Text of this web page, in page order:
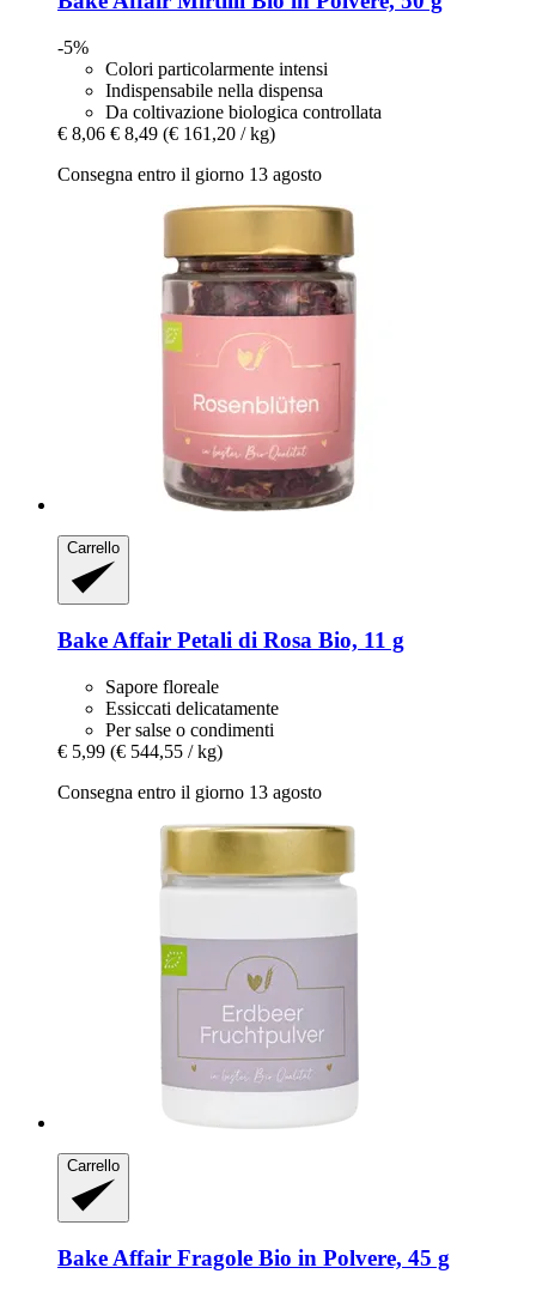
-5%
Colori particolarmente intensi
Indispensabile nella dispensa
Da coltivazione biologica controllata
€ 8,06 € 8,49 (€ 161,20 / kg)
Consegna entro il giorno 13 agosto
Carrello
Bake Affair Petali di Rosa Bio, 11 g
Sapore floreale
Essiccati delicatamente
Per salse o condimenti
€ 5,99 (€ 544,55 / kg)
Consegna entro il giorno 13 agosto
Carrello
Bake Affair Fragole Bio in Polvere, 45 g